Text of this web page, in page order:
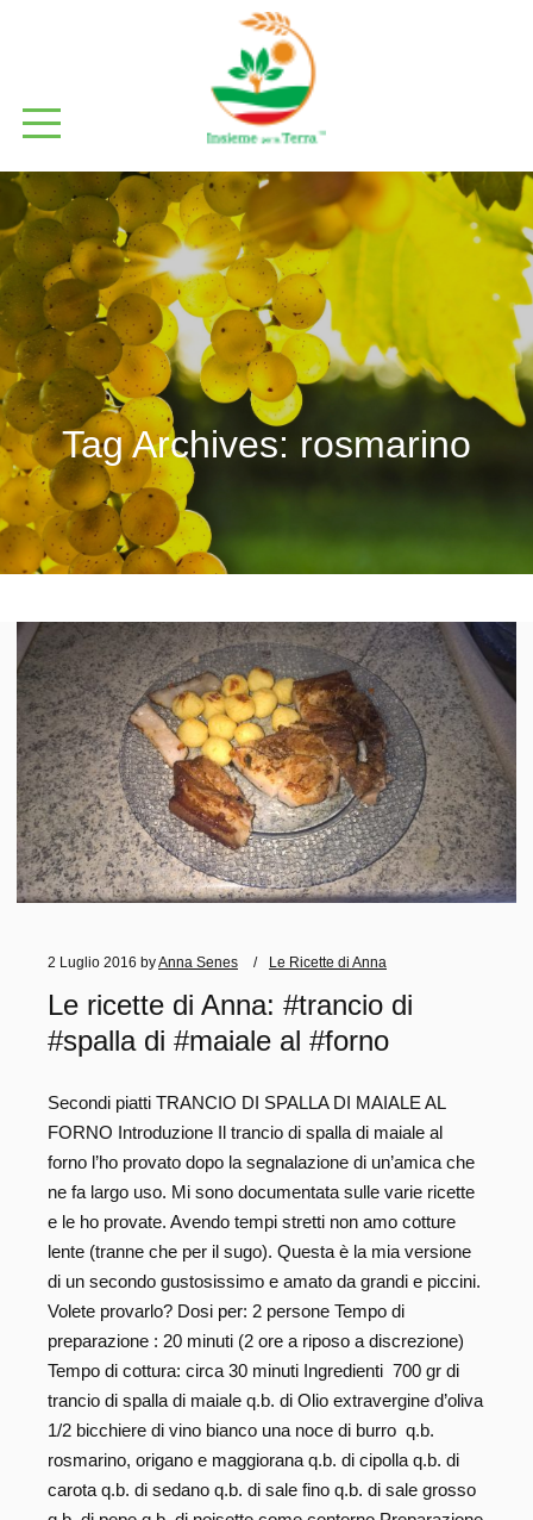
Tag Archives: rosmarino
2 Luglio 2016 byAnna Senes Le Ricette di Anna
Le ricette di Anna: #trancio di
#spalla di #maiale al #forno
Secondi piatti TRANCIO DI SPALLA DI MAIALE AL
FORNO Introduzione Il trancio di spalla di maiale al
forno l’ho provato dopo la segnalazione di un’amica che
ne fa largo uso. Mi sono documentata sulle varie ricette
e le ho provate. Avendo tempi stretti non amo cotture
lente (tranne che per il sugo). Questa è la mia versione
di un secondo gustosissimo e amato da grandi e piccini.
Volete provarlo? Dosi per: 2 persone Tempo di
preparazione : 20 minuti (2 ore a riposo a discrezione)
Tempo di cottura: circa 30 minuti Ingredienti 700 gr di
trancio di spalla di maiale q.b. di Olio extravergine d’oliva
1/2 bicchiere di vino bianco una noce di burro q.b.
rosmarino, origano e maggiorana q.b. di cipolla q.b. di
carota q.b. di sedano q.b. di sale fino q.b. di sale grosso